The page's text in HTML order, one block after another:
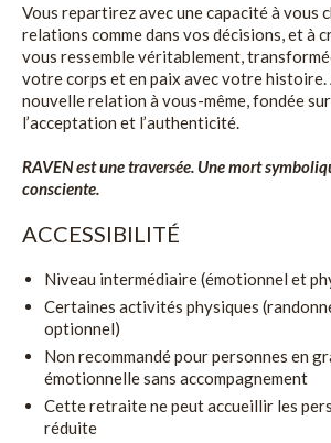
Vous repartirez avec une capacité à vous
relations comme dans vos décisions, et à
vous ressemble véritablement,
votre corps et en paix avec votre histoire.
nouvelle relation à vous-même, fondée sur
l’acceptation et l’authenticité.
RAVEN est une traversée. Une mort
consciente.
ACCESSIBILITÉ
Niveau intermédiaire (émotionnel et
Certaines activités physiques
optionnel)
Non recommandé pour personnes en
émotionnelle sans accompagnement
Cette retraite ne peut accueillir les
réduite